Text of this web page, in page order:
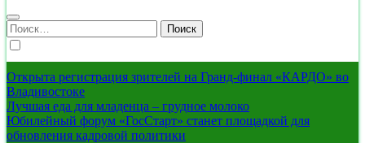
Найти:
Открыта регистрация зрителей на Гранд-финал «КАРДО» во
Владивостоке
Лучшая еда для младенца – грудное молоко
Юбилейный форум «ГосСтарт» станет площадкой для
обновления кадровой политики